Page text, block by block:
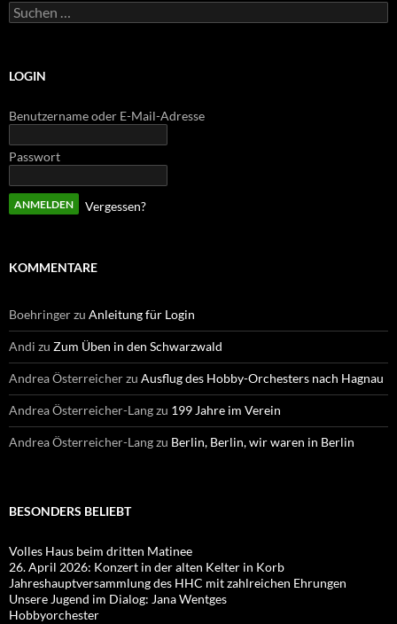
Suchen
nach:
LOGIN
Benutzername oder E-Mail-Adresse
Passwort
Vergessen?
KOMMENTARE
Boehringerzu Anleitung für Login
Andi zu Zum Üben in den Schwarzwald
Andrea Österreicherzu Ausflug des Hobby-Orchesters nach Hagnau
Andrea Österreicher-Langzu 199 Jahre im Verein
Andrea Österreicher-Langzu Berlin, Berlin, wir waren in Berlin
BESONDERS BELIEBT
Volles Haus beim dritten Matinee
26. April 2026: Konzert in der alten Kelter in Korb
Jahreshauptversammlung des HHC mit zahlreichen Ehrungen
Unsere Jugend im Dialog: Jana Wentges
Hobbyorchester